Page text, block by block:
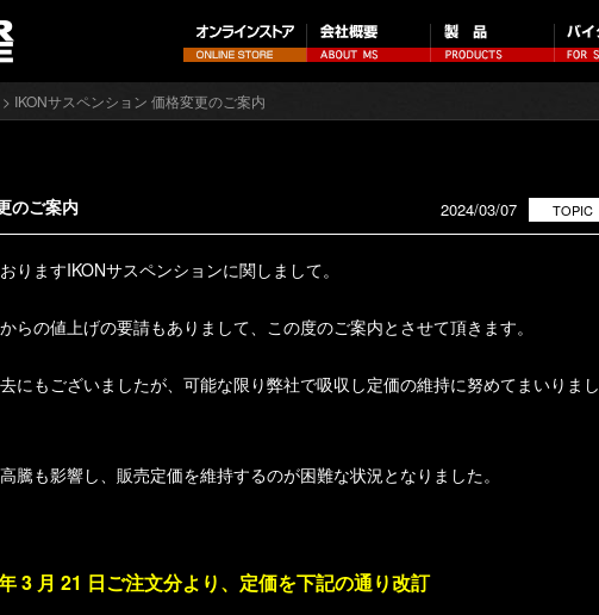
> IKONサスペンション 価格変更のご案内
のご案内 TOPIC
2024/03/07
りますIKONサスペンションに関しまして。
らの値上げの要請もありまして、この度のご案内とさせて頂きます。
にもございましたが、可能な限り弊社で吸収し定価の維持に努めてまいりまし
騰も影響し、販売定価を維持するのが困難な状況となりました。
3 月 21 日ご注文分より、定価を下記の通り改訂